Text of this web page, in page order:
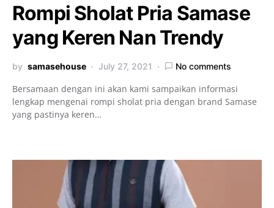
Rompi Sholat Pria Samase
yang Keren Nan Trendy
by samasehouse July 27, 2021 No comments
Bersamaan dengan ini akan kami sampaikan informasi
lengkap mengenai rompi sholat pria dengan brand Samase
yang pastinya keren…